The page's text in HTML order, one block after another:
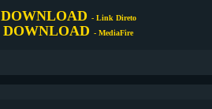
DOWNLOAD - Link Direto
DOWNLOAD- MediaFire